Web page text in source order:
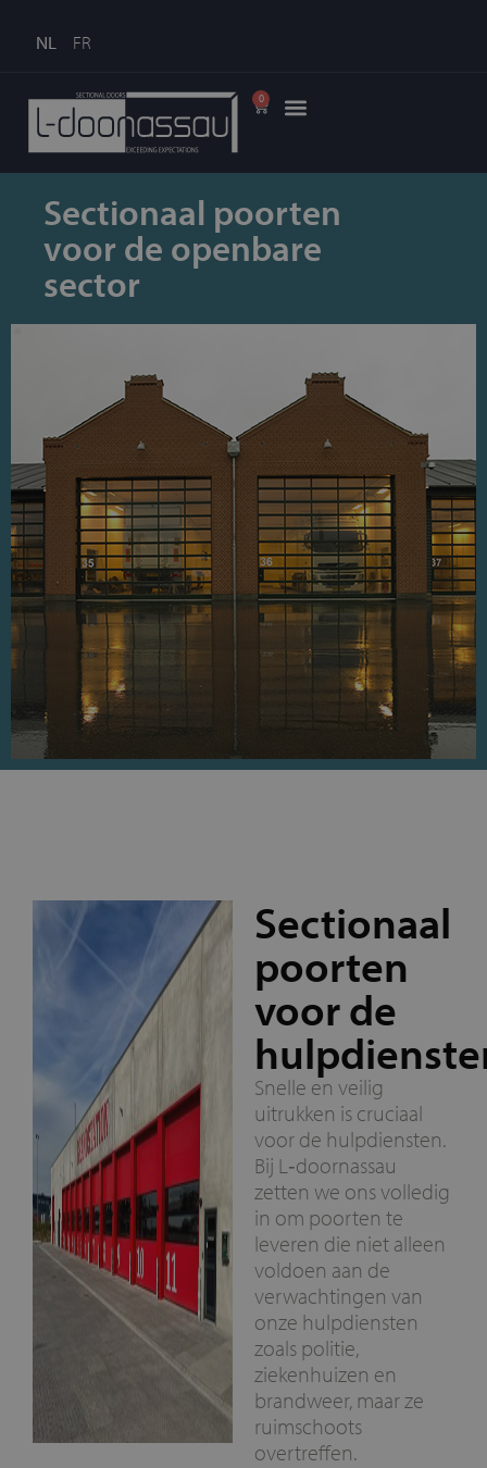
NL FR
0
Sectionaal poorten
voor de openbare
sector
Sectionaal
poorten
voor de
Snelle en veilig
uitrukken is cruciaal
voor de hulpdiensten.
Bij L‑doornassau
zetten we ons volledig
in om poorten te
leveren die niet alleen
voldoen aan de
verwachtingen van
onze hulpdiensten
zoals politie,
ziekenhuizen en
brandweer, maar ze
ruimschoots
overtreffen.